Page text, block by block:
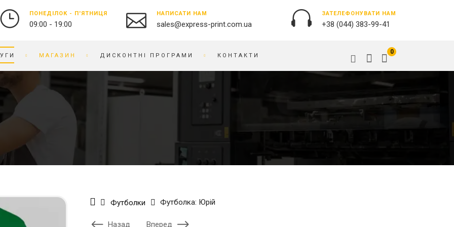
ПОНЕДІЛОК - П'ЯТНИЦЯ
09:00 - 19:00
НАПИСАТИ НАМ
sales@express-print.com.ua
ЗАТЕЛЕФОНУВАТИ НАМ
+38 (044) 383-99-41
ФОТО-ВІДЕО СТУДІЯ
ДРУК ФОТОГРАФІЙ
ПРЕДМЕТНА ФОТОЗЙОМКА
РЕСТАВРАЦІЯ ФОТО
ФОТО НА ДОКУМЕНТИ
БРЕНДОВЕ ПАКУВАННЯ
СУВЕНІРНА ПРОДУКЦІЯ
БЛОКИ ДЛЯ ЗАПИСIВ
ГОДИННИК
ПОДУШКИ
МАГАЗИН ДИСКОНТНІ ПРОГРАМИ КОНТАКТИ
0
Футболки Футболка: Юрій
Назад Вперед